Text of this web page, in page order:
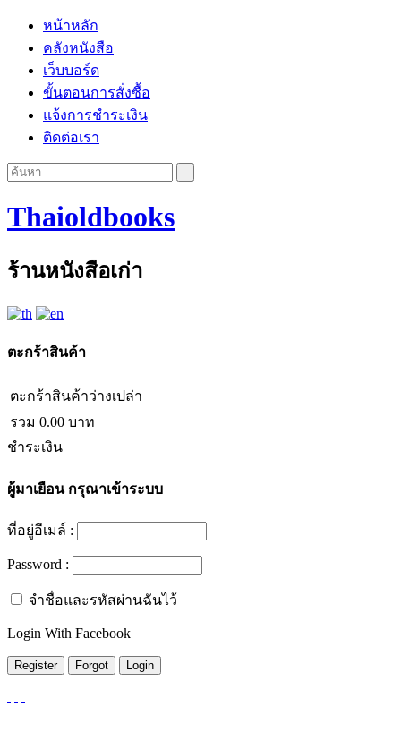
หน้าหลัก
คลังหนังสือ
เว็บบอร์ด
ขั้นตอนการสั่งซื้อ
แจ้งการชำระเงิน
ติดต่อเรา
Thaioldbooks
ร้านหนังสือเก่า
ตะกร้าสินค้า
ตะกร้าสินค้าว่างเปล่า
รวม 0.00 บาท
ชำระเงิน
ผู้มาเยือนกรุณาเข้าระบบ
ที่อยู่อีเมล์ :
Password :
จำชื่อและรหัสผ่านฉันไว้
Login With Facebook